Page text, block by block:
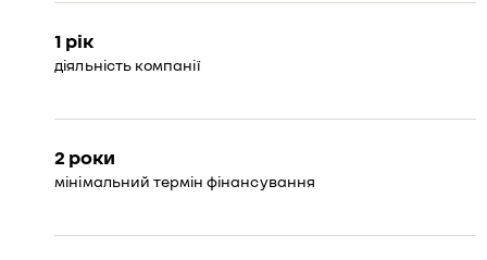
1 рік
діяльність компанії
2 роки
мінімальний термін фінансування